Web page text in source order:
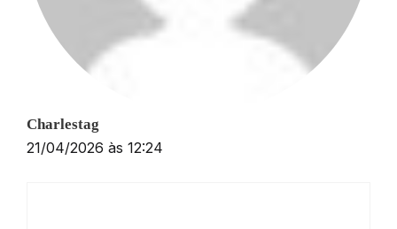
Charlestag
21/04/2026 às 12:24